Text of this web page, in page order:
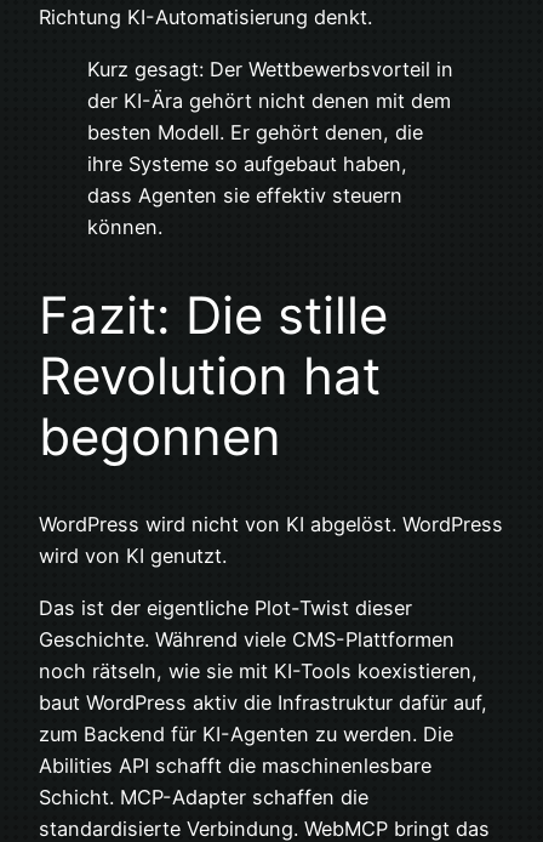
Richtung KI-Automatisierung denkt.
Kurz gesagt: Der Wettbewerbsvorteil in
der KI-Ära gehört nicht denen mit dem
besten Modell. Er gehört denen, die
ihre Systeme so aufgebaut haben,
dass Agenten sie effektiv steuern
können.
Fazit: Die stille
Revolution hat
begonnen
WordPress wird nicht von KI abgelöst. WordPress
wird von KI genutzt.
Das ist der eigentliche Plot-Twist dieser
Geschichte. Während viele CMS-Plattformen
noch rätseln, wie sie mit KI-Tools koexistieren,
baut WordPress aktiv die Infrastruktur dafür auf,
zum Backend für KI-Agenten zu werden. Die
Abilities API schafft die maschinenlesbare
Schicht. MCP-Adapter schaffen die
standardisierte Verbindung. WebMCP bringt das